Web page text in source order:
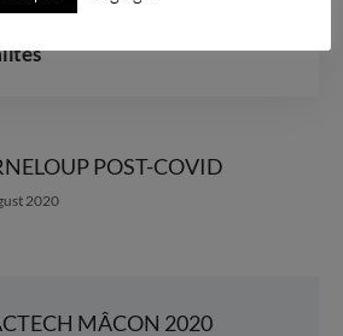
POST-COVID
2020
MÂCON 2020